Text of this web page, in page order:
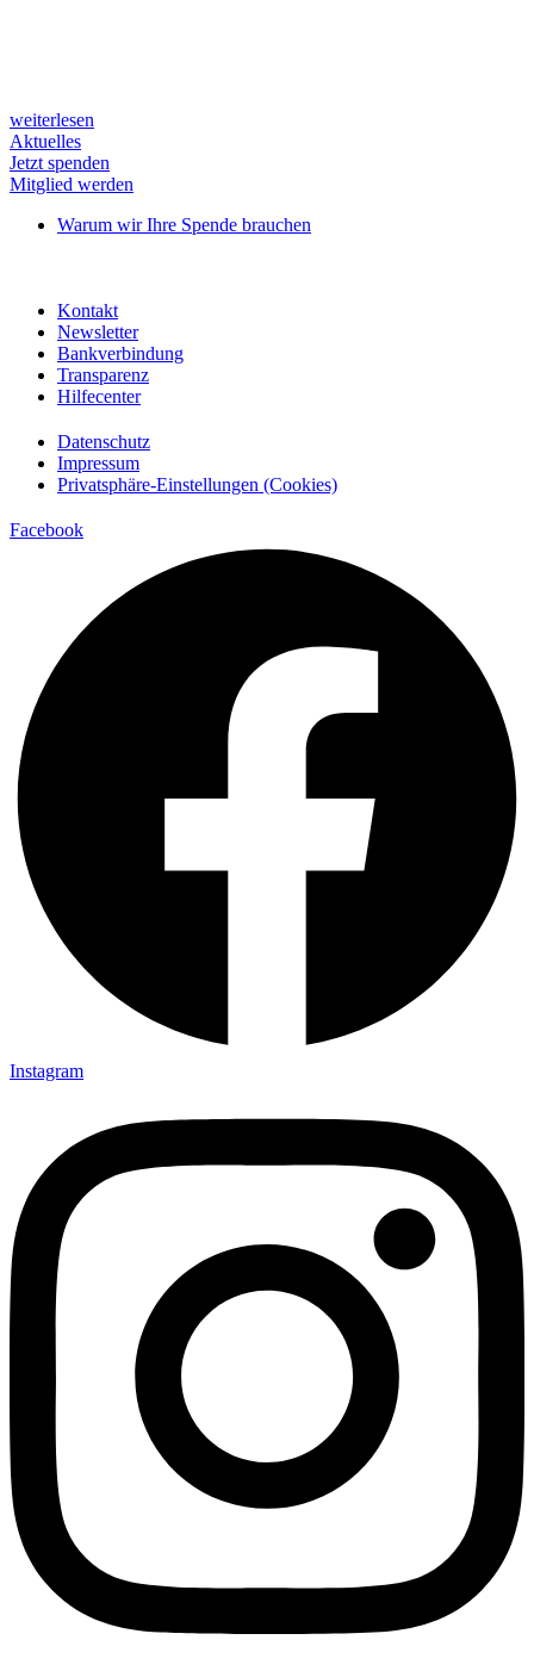
weiterlesen
Aktuelles
Jetzt spenden
Mitglied werden
Warum wir Ihre Spende brauchen
Kontakt
Newsletter
Bankverbindung
Transparenz
Hilfecenter
Datenschutz
Impressum
Privatsphäre-Einstellungen (Cookies)
Facebook
Instagram